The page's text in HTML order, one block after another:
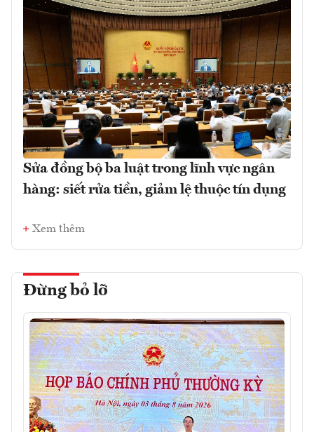
Sửa đồng bộ ba luật trong lĩnh vực ngân
hàng: siết rửa tiền, giảm lệ thuộc tín dụng
Xem thêm
Đừng bỏ lỡ